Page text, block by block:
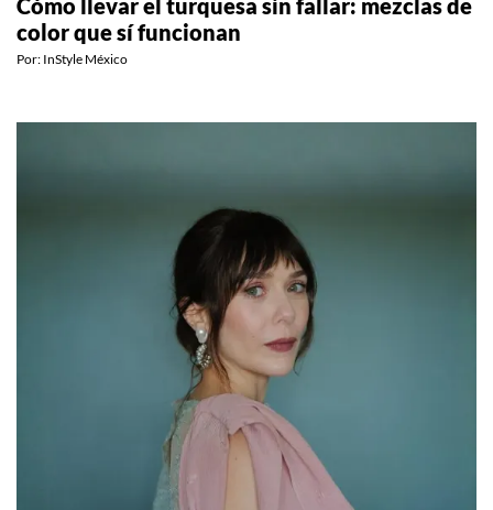
color que sí funcionan
Por: InStyle México